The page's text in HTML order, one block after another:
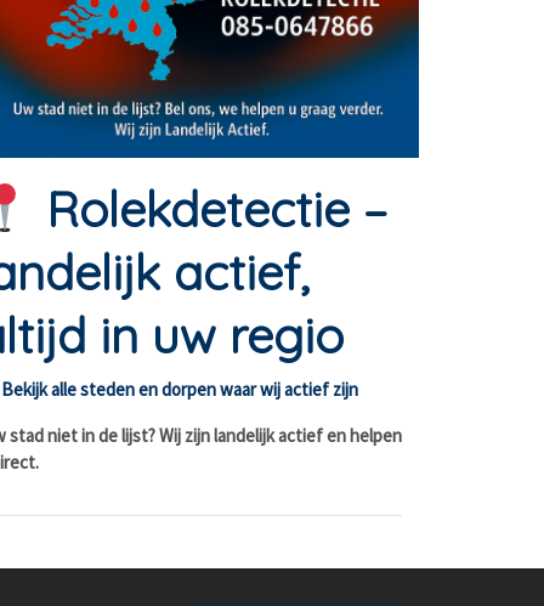
Rolekdetectie –
actief,
in uw regio
Bekijk alle steden en dorpen waar wij actief zijn
stad niet in de lijst? Wij zijn landelijk actief en helpen